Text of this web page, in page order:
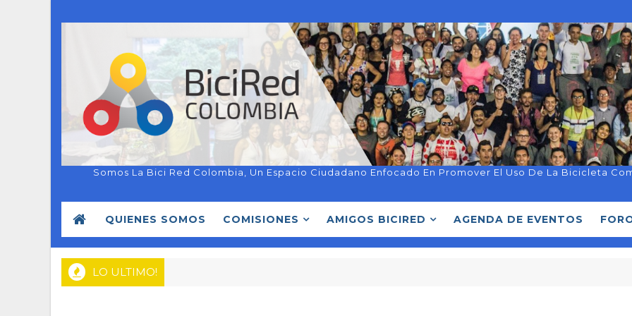
Somos La Bici Red Colombia, Un Espacio Ciudadano Enfocado En Promover El Uso De La Bicicleta
QUIENES SOMOS COMISIONES AMIGOS BICIRED AGENDA DE EVENTOS
LO ULTIMO!